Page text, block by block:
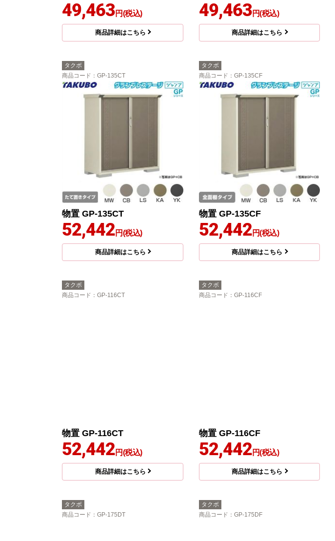
49,463円(税込)
商品詳細はこちら
49,463円(税込)
商品詳細はこちら
タクボ
商品コード ：GP-135CT
物置 GP-135CT
52,442円(税込)
商品詳細はこちら
タクボ
商品コード ：GP-135CF
物置 GP-135CF
52,442円(税込)
商品詳細はこちら
タクボ
商品コード ：GP-116CT
物置 GP-116CT
52,442円(税込)
商品詳細はこちら
タクボ
商品コード ：GP-116CF
物置 GP-116CF
52,442円(税込)
商品詳細はこちら
タクボ
商品コード ：GP-175DT
タクボ
商品コード ：GP-175DF